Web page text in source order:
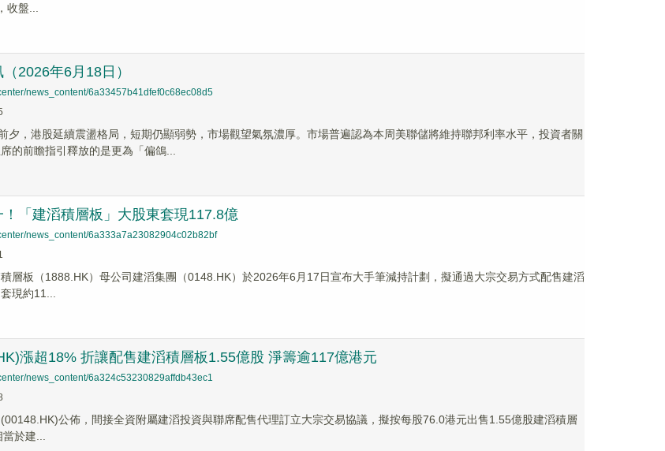
盤...
2026年6月18日）
news_content/6a33457b41dfef0c68ec08d5
夕，港股延續震盪格局，短期仍顯弱勢，市場觀望氣氛濃厚。市場普遍認為本周美聯儲將維持聯邦利率水平，投資者關
的前瞻指引釋放的是更為「偏鴿...
「建滔積層板」大股東套現117.8億
news_content/6a333a7a23082904c02b82bf
層板（1888.HK）母公司建滔集團（0148.HK）於2026年6月17日宣布大手筆減持計劃，擬通過大宗交易方式配售建滔
現約11...
漲超18% 折讓配售建滔積層板1.55億股 淨籌逾117億港元
news_content/6a324c53230829affdb43ec1
(00148.HK)公佈，間接全資附屬建滔投資與聯席配售代理訂立大宗交易協議，擬按每股76.0港元出售1.55億股建滔積層
於建...